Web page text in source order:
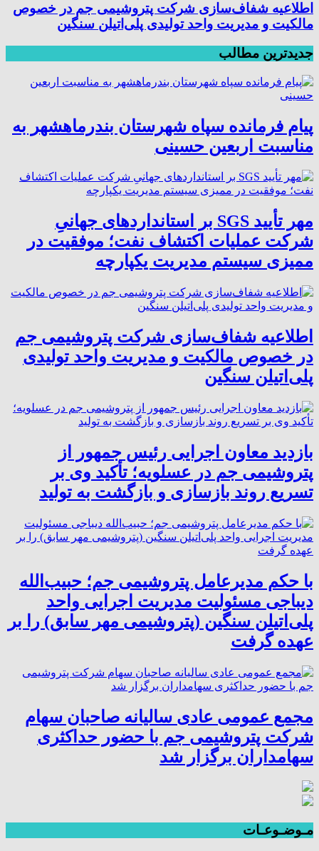
اطلاعیه شفاف‌سازی شرکت پتروشیمی جم در خصوص
مالکیت و مدیریت واحد تولیدی پلی‌اتیلن سنگین
جدیدترین مطالب
پیام فرمانده سپاه شهرستان بندرماهشهر به
مناسبت اربعین حسینی
مهر تأیید SGS بر استانداردهای جهانیِ
شرکت عملیات اکتشاف نفت؛ موفقیت در
ممیزی سیستم مدیریت یکپارچه
اطلاعیه شفاف‌سازی شرکت پتروشیمی جم
در خصوص مالکیت و مدیریت واحد تولیدی
پلی‌اتیلن سنگین
بازدید معاون اجرایی رئیس جمهور از
پتروشیمی جم در عسلویه؛ تأکید وی بر
تسریع روند بازسازی و بازگشت به تولید
با حکم مدیرعامل پتروشیمی جم؛ حبیب‌الله
دیباجی مسئولیت مدیریت اجرایی واحد
پلی‌اتیلن سنگین (پتروشیمی مهر سابق) را بر
عهده گرفت
مجمع عمومی عادی سالیانه صاحبان سهام
شرکت پتروشیمی جم با حضور حداکثری
سهامداران برگزار شد
مـوضـوعـات